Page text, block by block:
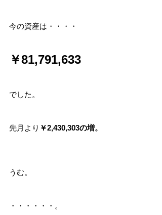
今の資産は・・・・
￥81,791,633
でした。
先月より ￥2,430,303の増。
うむ。
・・・・・・。